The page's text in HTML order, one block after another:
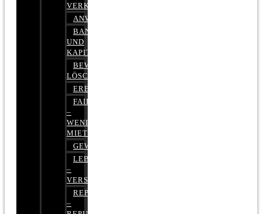
VERKEHRSRECHT
ANWALTSHAFTUNGSRECHT
BANK-
UND
KAPITALMARKTRECHT
BEWERTUNGEN
LÖSCHEN
ERBRECHT
FAIRMIETEN
–
WENIGER
MIETE
GEWERBERECHT
LEBENSVERSICHERUNG
–
VERSICHERUNGSRECHT
REPUTATIONSRECHT
–